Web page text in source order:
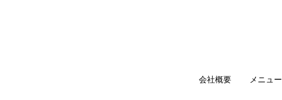
会社概要 メニュー